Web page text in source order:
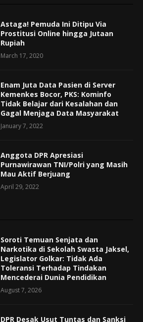
Astaga! Pemuda Ini Ditipu Via
Prostitusi Online hingga Jutaan
Rupiah
March 17, 2020
Enam Juta Data Pasien di Server
Kemenkes Bocor, PKS: Kominfo
Tidak Belajar dari Kesalahan dan
Gagal Menjaga Data Masyarakat
January 7, 2022
Anggota DPR Apresiasi
Purnawirawan TNI/Polri yang Masih
Mau Aktif Berjuang
April 29, 2022
Soroti Temuan Senjata dan
Narkotika di Sekolah Swasta Jaksel,
Legislator Golkar: Tidak Ada
Toleransi Terhadap Tindakan
Mencederai Dunia Pendidikan
August 7, 2026
DPR Desak Usut Tuntas dan Sanksi